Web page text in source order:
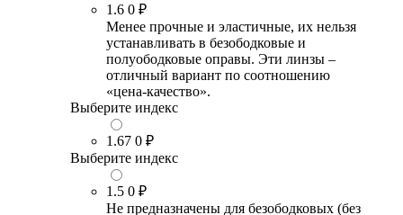
1.6 0 ₽
Менее прочные и эластичные, их нельзя
устанавливать в безободковые и
полуободковые оправы. Эти линзы –
отличный вариант по соотношению
«цена-качество».
Выберите индекс
1.67 0 ₽
Выберите индекс
1.5 0 ₽
Не предназначены для безободковых (без